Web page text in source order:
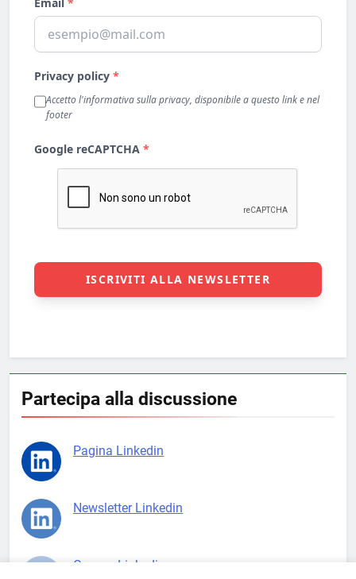
Partecipa alla discussione
Pagina Linkedin
Newsletter Linkedin
Gruppo Linkedin